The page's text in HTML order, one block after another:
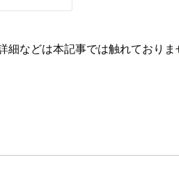
などは本記事では触れており